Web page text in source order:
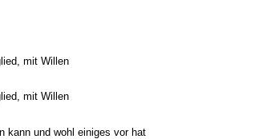
mit Willen
mit Willen
kann und wohl einiges vor hat